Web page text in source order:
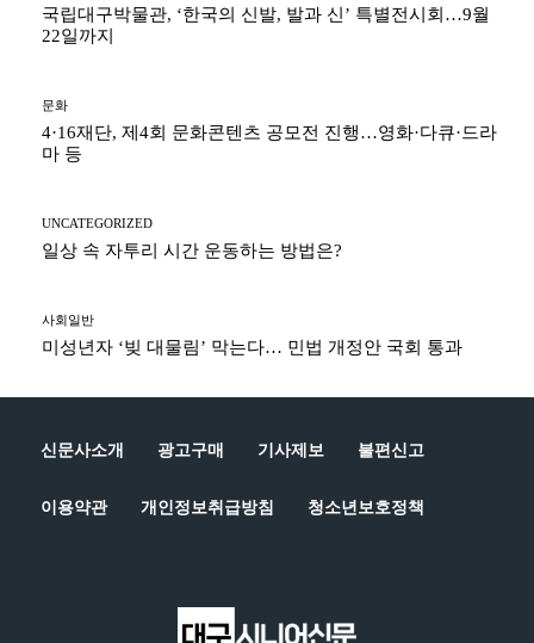
국립대구박물관, ‘한국의 신발, 발과 신’ 특별전시회…9월
22일까지
문화
4·16재단, 제4회 문화콘텐츠 공모전 진행…영화·다큐·드라
마 등
UNCATEGORIZED
일상 속 자투리 시간 운동하는 방법은?
사회일반
미성년자 ‘빚 대물림’ 막는다… 민법 개정안 국회 통과
신문사소개 광고구매 기사제보 불편신고
이용약관 개인정보취급방침 청소년보호정책